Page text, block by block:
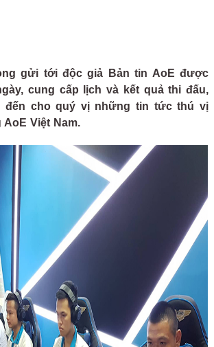
gửi tới độc giả Bản tin AoE được
cung cấp lịch và kết quả thi đấu,
đến cho quý vị những tin tức thú vị
Việt Nam.